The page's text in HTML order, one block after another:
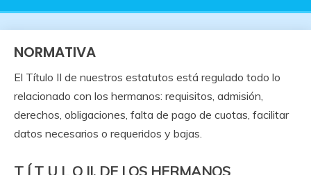
NORMATIVA
El Título II de nuestros estatutos está regulado todo lo
relacionado con los hermanos: requisitos, admisión,
derechos, obligaciones, falta de pago de cuotas, facilitar
datos necesarios o requeridos y bajas.
T Í T U L O II. DE LOS HERMANOS